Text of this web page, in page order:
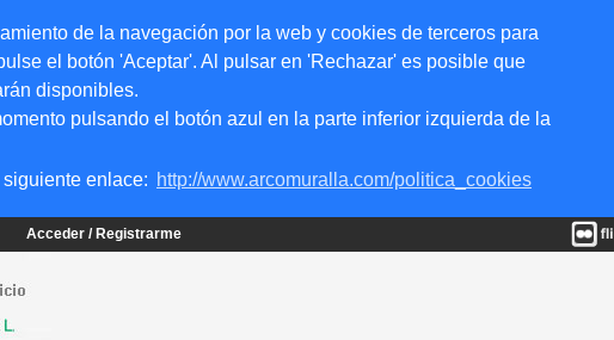
de la navegación por la web y cookies de terceros para
el botón 'Aceptar'. Al pulsar en 'Rechazar' es posible que
disponibles.
pulsando el botón azul en la parte inferior izquierda de la
enlace: http://www.arcomuralla.com/politica_cookies
Acceder / Registrarme